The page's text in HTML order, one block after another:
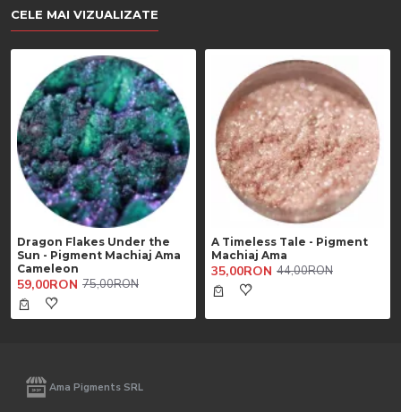
CELE MAI VIZUALIZATE
Dragon Flakes Under the
Sun - Pigment Machiaj Ama
Cameleon
59,00RON 75,00RON
A Timeless Tale - Pigment
Machiaj Ama
35,00RON 44,00RON
Ama Pigments SRL